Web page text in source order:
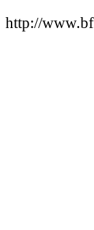
http://